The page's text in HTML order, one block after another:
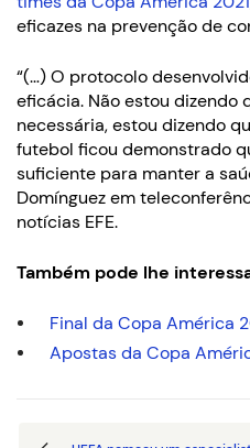
eficazes na prevenção de
“(…) O protocolo
eficácia. Não estou dizendo
necessária, estou dizendo
futebol ficou demonstrado
suficiente para manter a
Domínguez em
notícias EFE.
Também pode lhe
Final da Copa América
Apostas da Copa